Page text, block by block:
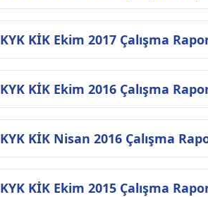
KYK KİK Ekim 2017 Çalışma
KYK KİK Ekim 2016 Çalışma
KYK KİK Nisan 2016 Çalışma
KYK KİK Ekim 2015 Çalışma